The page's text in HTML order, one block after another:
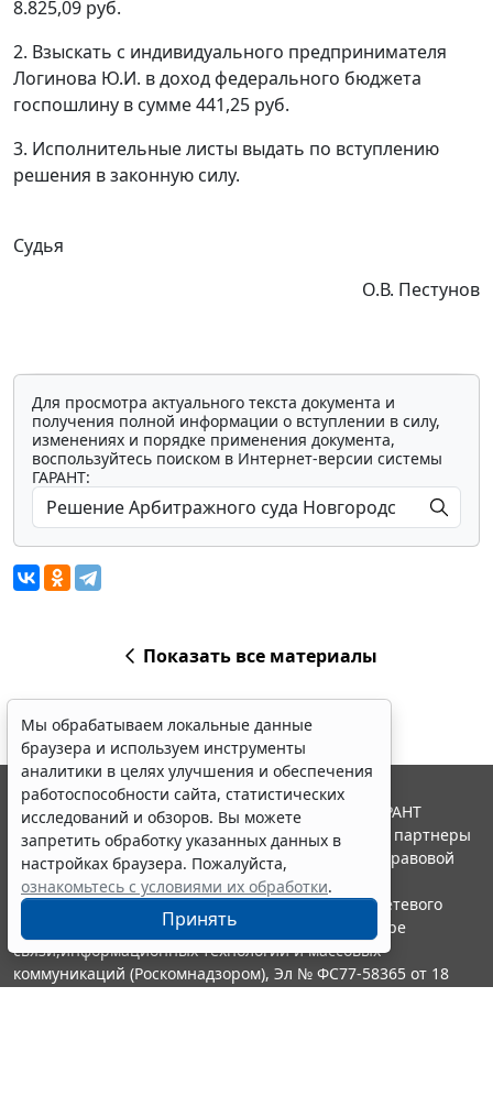
8.825,09 руб.
2. Взыскать с индивидуального предпринимателя
Логинова Ю.И. в доход федерального бюджета
госпошлину в сумме 441,25 руб.
3. Исполнительные листы выдать по вступлению
решения в законную силу.
Судья
О.В. Пестунов
Для просмотра актуального текста документа и
получения полной информации о вступлении в силу,
изменениях и порядке применения документа,
воспользуйтесь поиском в Интернет-версии системы
ГАРАНТ:
Показать все материалы
Мы обрабатываем локальные данные
браузера и используем инструменты
аналитики в целях улучшения и обеспечения
работоспособности сайта, статистических
исследований и обзоров. Вы можете
запретить обработку указанных данных в
настройках браузера. Пожалуйста,
ознакомьтесь с условиями их обработки.
Принять
© ООО "НПП "ГАРАНТ-СЕРВИС", 2026. Система ГАРАНТ
выпускается с 1990 года. Компания "Гарант" и ее партнеры
являются участниками Российской ассоциации правовой
информации ГАРАНТ.
Портал ГАРАНТ.РУ зарегистрирован в качестве сетевого
издания Федеральной службой по надзору в сфере
связи,информационных технологий и массовых
коммуникаций (Роскомнадзором), Эл № ФС77-58365 от 18